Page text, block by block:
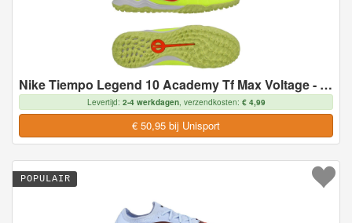
Nike Tiempo Legend 10 Academy Tf Max Voltage - Neon/zwart - Turf (Tf), maat 38
Levertijd: 2-4 werkdagen, verzendkosten: € 4,99
€ 50,95 bij Unisport
POPULAIR